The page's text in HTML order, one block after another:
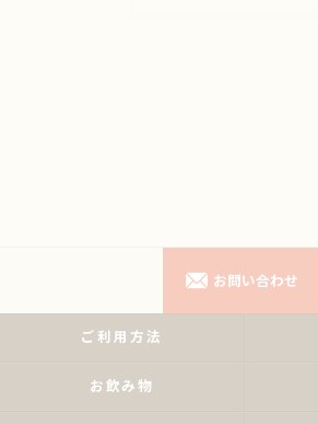
お問い合わせ
ご利用方法
お飲み物